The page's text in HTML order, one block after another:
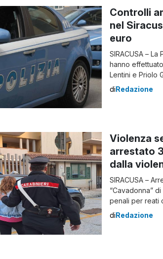
Controlli
nel
euro
SIRACUSA –
hanno
Lentini e Priolo
rispetto delle
diRedazione
Violenza
arrestato
dalla
SIRACUSA –
“Cavadonna”
penali per reati
materia di
di Redazione